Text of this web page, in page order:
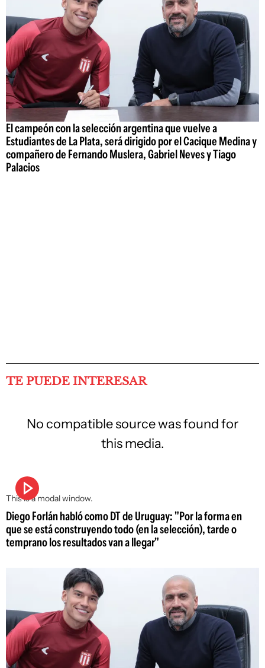
El campeón con la selección argentina que vuelve a
Estudiantes de La Plata, será dirigido por el Cacique Medina y
compañero de Fernando Muslera, Gabriel Neves y Tiago
Palacios
TE PUEDE INTERESAR
This is a modal window.
No compatible source was found for
this media.
Diego Forlán habló como DT de Uruguay: "Por la forma en
que se está construyendo todo (en la selección), tarde o
temprano los resultados van a llegar"